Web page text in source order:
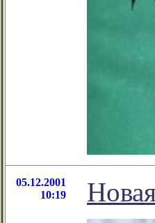
05.12.2001
10:19